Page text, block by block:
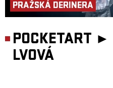
PRAŽSKÁ DERINERA
POCKETART ►
LVOVÁ